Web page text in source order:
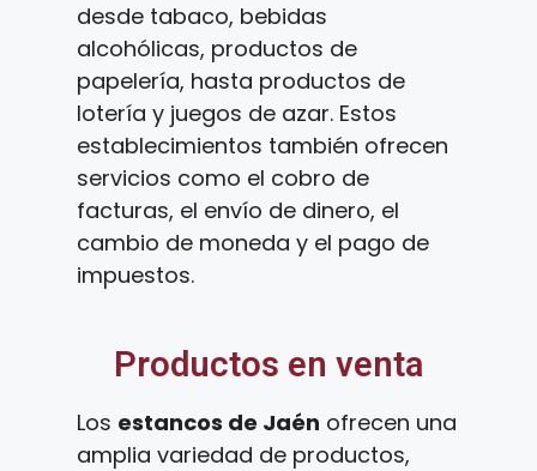
desde tabaco, bebidas
alcohólicas, productos de
papelería, hasta productos de
lotería y juegos de azar. Estos
establecimientos también ofrecen
servicios como el cobro de
facturas, el envío de dinero, el
cambio de moneda y el pago de
impuestos.
Productos en venta
Los estancos de Jaén ofrecen una
amplia variedad de productos,